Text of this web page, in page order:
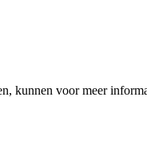
kunnen voor meer